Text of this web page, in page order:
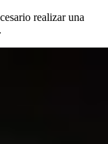
realizar una